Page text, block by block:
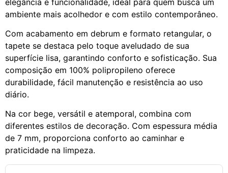
ambiente mais acolhedor e com estilo contemporâneo.
Com acabamento em debrum e formato retangular, o
tapete se destaca pelo toque aveludado de sua
superfície lisa, garantindo conforto e sofisticação. Sua
composição em 100% polipropileno oferece
durabilidade, fácil manutenção e resistência ao uso
diário.
Na cor bege, versátil e atemporal, combina com
diferentes estilos de decoração. Com espessura média
de 7 mm, proporciona conforto ao caminhar e
praticidade na limpeza.